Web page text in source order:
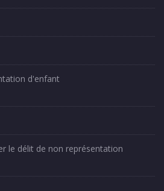
d'enfant
le délit de non représentation